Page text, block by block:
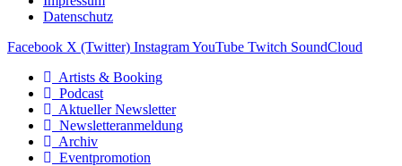
Datenschutz
Facebook X (Twitter) InstagramYouTube Twitch SoundCloud
Artists & Booking
Podcast
Aktueller Newsletter
Newsletteranmeldung
Archiv
Eventpromotion